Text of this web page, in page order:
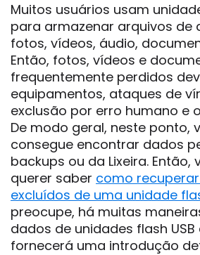
Muitos usuários usam
para armazenar arquivos de
fotos, vídeos, áudio,
Então, fotos, vídeos e
frequentemente perdidos
equipamentos, ataques de
exclusão por erro humano e
De modo geral, neste ponto,
consegue encontrar dados
backups ou da Lixeira. Então,
querer saber como
excluídos de uma unidade
preocupe, há muitas
dados de unidades flash
fornecerá uma introdução